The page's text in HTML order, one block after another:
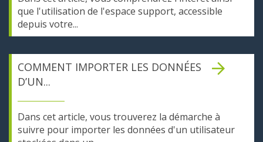
que l'utilisation de l'espace support, accessible
depuis votre...
COMMENT IMPORTER LES DONNÉES
D’UN...
Dans cet article, vous trouverez la démarche à
suivre pour importer les données d'un utilisateur